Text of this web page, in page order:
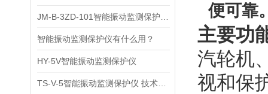
智能振动监测保护仪有什么用？
HY-5V智能振动监测保护仪
便可靠
主要功
汽轮机
视和保